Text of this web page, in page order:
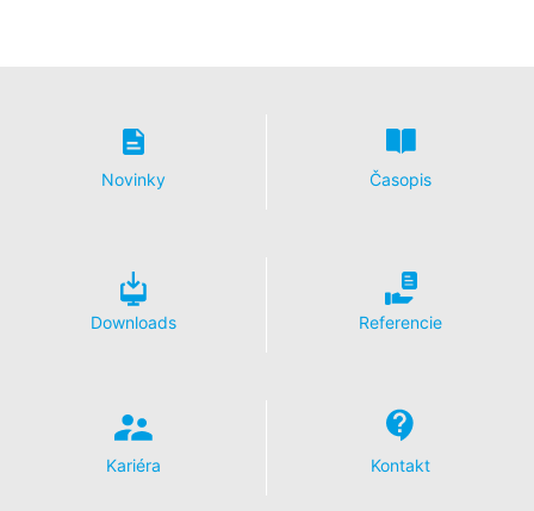
Novinky Časopis
Downloads Referencie
Kariéra Kontakt